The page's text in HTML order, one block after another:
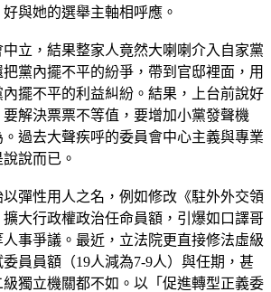
與她的選舉主軸相呼應。
立，結果整家人竟然大喇喇介入自家黨
黨內擺不平的紛爭，帶到官邸裡面，用
內擺不平的利益糾紛。結果，上台前說好
解決票票不等值，要增加小黨發聲機
過去大聲疾呼的委員會中心主義與專業
說而已。
彈性用人之名，例如修改《駐外外交領
大行政權政治任命員額，引爆如口譯哥
事爭議。最近，立法院更直接修法虛級
員員額（19人減為7-9人）與任期，甚
獨立機關都不如。以「促進轉型正義委